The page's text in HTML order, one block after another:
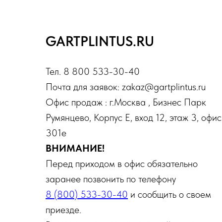
GARTPLINTUS.RU
Тел. 8 800 533-30-40
Почта для заявок: zakaz@gartplintus.ru
Офис продаж : г.Москва , Бизнес Парк
Румянцево, Корпус Е, вход 12, этаж 3, офис
301е
ВНИМАНИЕ!
Перед приходом в офис обязательно
заранее позвонить по телефону
8 (800) 533-30-40 и сообщить о своем
приезде.